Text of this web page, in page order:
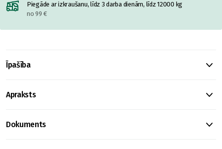
Piegāde ar izkraušanu, līdz 3 darba dienām, līdz 12000 kg
no 99 €
Īpašība
Apraksts
Dokuments